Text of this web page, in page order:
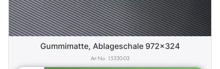
Gummimatte, Ablageschale 972x324
15330-03